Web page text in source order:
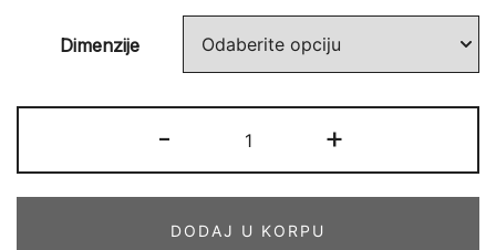
Dimenzije
-
TRAVA
7
količina
+
DODAJ U KORPU